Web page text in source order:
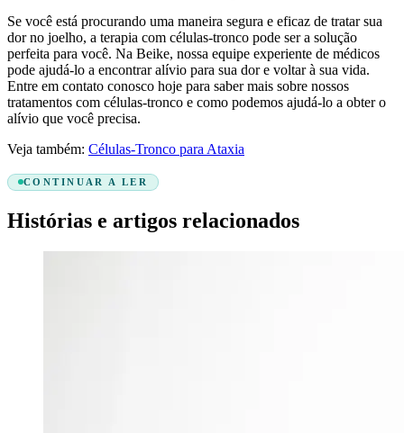
Se você está procurando uma maneira segura e eficaz de tratar sua
dor no joelho, a terapia com células-tronco pode ser a solução
perfeita para você. Na Beike, nossa equipe experiente de médicos
pode ajudá-lo a encontrar alívio para sua dor e voltar à sua vida.
Entre em contato conosco hoje para saber mais sobre nossos
tratamentos com células-tronco e como podemos ajudá-lo a obter o
alívio que você precisa.
Veja também: Células-Tronco para Ataxia
CONTINUAR A LER
Histórias e artigos relacionados